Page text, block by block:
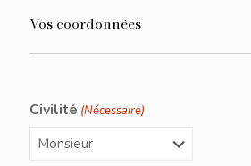
Vos coordonnées
Civilité (Nécessaire)